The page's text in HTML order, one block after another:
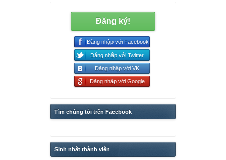
Đăng ký!
Đăng nhập với Facebook
Đăng nhập với Twitter
Đăng nhập với VK
Đăng nhập với Google
Tìm chúng tôi trên Facebook
Sinh nhật thành viên